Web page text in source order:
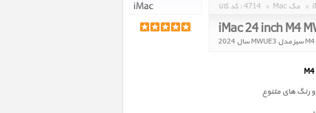
کد کالا :4714 » Mac مک »
iMac 24 inch M4
و رنگ های متنوع